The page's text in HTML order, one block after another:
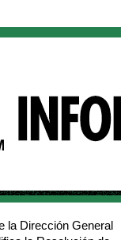
la Dirección General